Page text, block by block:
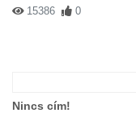
15386 0
Nincs cím!